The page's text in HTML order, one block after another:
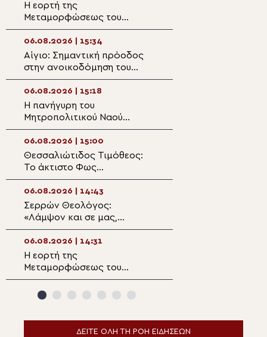
Η εορτή της
Μεταμορφώσεως του
Σωτήρος Χριστού στην Ι. Μ.
Αιτωλοακαρνανίας
06.08.2026 | 15:34
Αίγιο: Σημαντική πρόοδος
στην ανοικοδόμηση του
Ιερού Ναού Αγίου Μελετίου
06.08.2026 | 15:18
Η πανήγυρη του
Μητροπολιτικού Ναού
Αργυροκάστρου
06.08.2026 | 15:00
Θεσσαλιώτιδος Τιμόθεος:
Το άκτιστο Φως
μεταμορφώνει τον άνθρωπο
06.08.2026 | 14:43
Σερρών Θεολόγος:
«Λάμψον και σε μας,
Δέσποτα Χριστέ, το Φως Σου
το αιώνιον!»
06.08.2026 | 14:31
Η εορτή της
Μεταμορφώσεως του
Σωτήρος και χειροτονία
Πρεσβυτέρου στην
ΔΕΙΤΕ ΟΛΗ ΤΗ ΡΟΗ ΕΙΔΗΣΕΩΝ